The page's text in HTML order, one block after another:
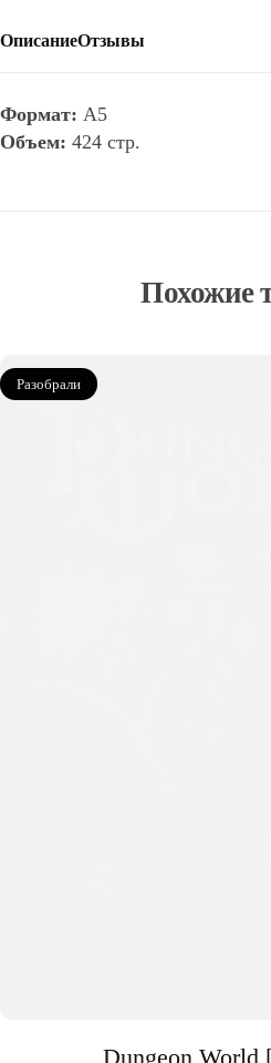
ОписаниеОтзывы
Формат: А5
Объем: 424 стр.
Похожие
Разобрали
Dungeon World